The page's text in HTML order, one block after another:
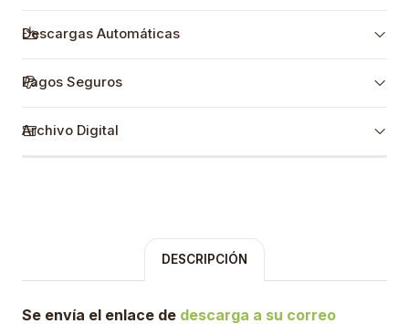
Descargas Automáticas
Pagos Seguros
Archivo Digital
DESCRIPCIÓN
Se envía el enlace de descarga a su correo